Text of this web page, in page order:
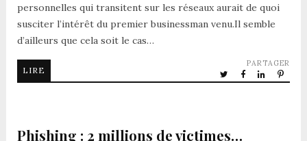
personnelles qui transitent sur les réseaux aurait de quoi
susciter l’intérêt du premier businessman venu.Il semble
d’ailleurs que cela soit le cas…
LIRE
PARTAGER
Phishing : 2 millions de victimes…